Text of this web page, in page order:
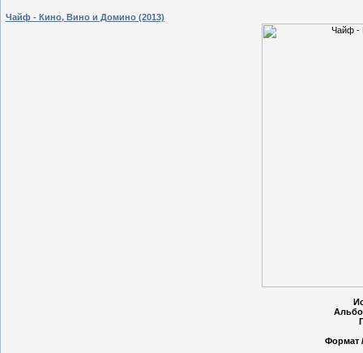
Чайф - Кино, Вино и Домино (2013)
Формат